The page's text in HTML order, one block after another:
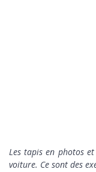
Les tapis en photos
voiture. Ce sont des